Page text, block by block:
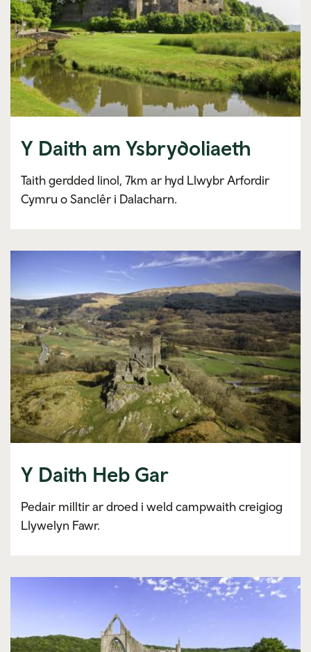
Y Daith am Ysbrydoliaeth
Taith gerdded linol, 7km ar hyd Llwybr Arfordir
Cymru o Sanclêr i Dalacharn.
Y Daith Heb Gar
Pedair milltir ar droed i weld campwaith creigiog
Llywelyn Fawr.